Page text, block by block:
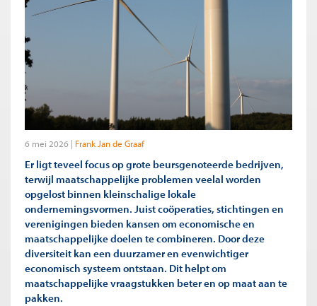
6 mei 2026 Frank Jan de Graaf
Er ligt teveel focus op grote beursgenoteerde bedrijven,
terwijl maatschappelijke problemen veelal worden
opgelost binnen kleinschalige lokale
ondernemingsvormen. Juist coöperaties, stichtingen en
verenigingen bieden kansen om economische en
maatschappelijke doelen te combineren. Door deze
diversiteit kan een duurzamer en evenwichtiger
economisch systeem ontstaan. Dit helpt om
maatschappelijke vraagstukken beter en op maat aan te
pakken.